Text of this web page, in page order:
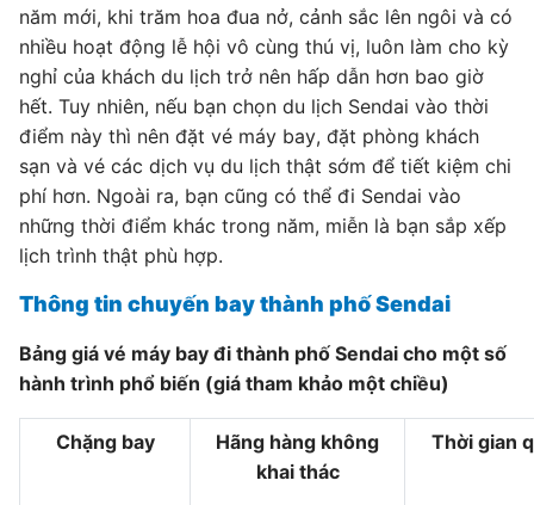
năm mới, khi trăm hoa đua nở, cảnh sắc lên ngôi và có
nhiều hoạt động lễ hội vô cùng thú vị, luôn làm cho kỳ
nghỉ của khách du lịch trở nên hấp dẫn hơn bao giờ
hết. Tuy nhiên, nếu bạn chọn du lịch Sendai vào thời
điểm này thì nên đặt vé máy bay, đặt phòng khách
sạn và vé các dịch vụ du lịch thật sớm để tiết kiệm chi
phí hơn. Ngoài ra, bạn cũng có thể đi Sendai vào
những thời điểm khác trong năm, miễn là bạn sắp xếp
lịch trình thật phù hợp.
Thông tin chuyến bay thành phố Sendai
Bảng giá vé máy bay đi thành phố Sendai cho một số
hành trình phổ biến (giá tham khảo một chiều)
Chặng bay
Hãng hàng không
khai thác
Thời gian